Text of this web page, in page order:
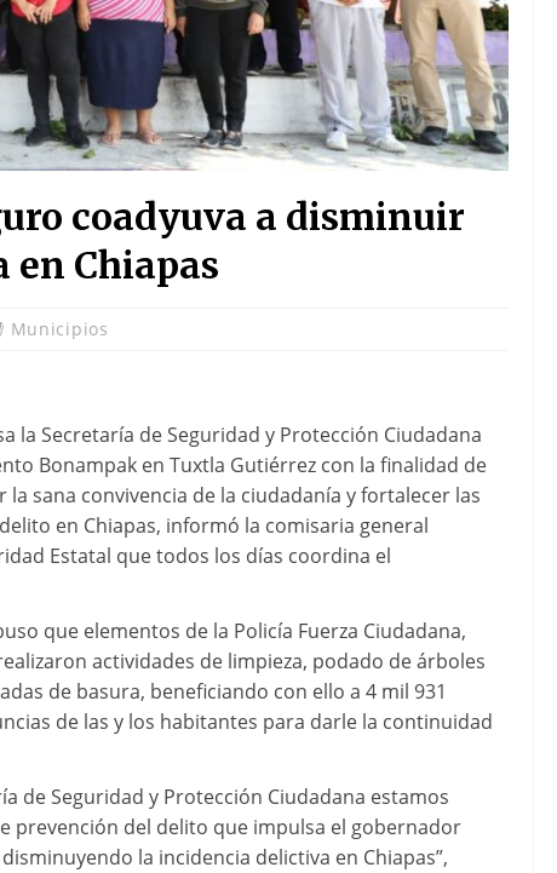
coadyuva a disminuir
Chiapas
Municipios
la Secretaría de Seguridad y Protección Ciudadana
Bonampak en Tuxtla Gutiérrez con la finalidad de
sana convivencia de la ciudadanía y fortalecer las
en Chiapas, informó la comisaria general
Estatal que todos los días coordina el
que elementos de la Policía Fuerza Ciudadana,
actividades de limpieza, podado de árboles
de basura, beneficiando con ello a 4 mil 931
de las y los habitantes para darle la continuidad
de Seguridad y Protección Ciudadana estamos
prevención del delito que impulsa el gobernador
la incidencia delictiva en Chiapas”,